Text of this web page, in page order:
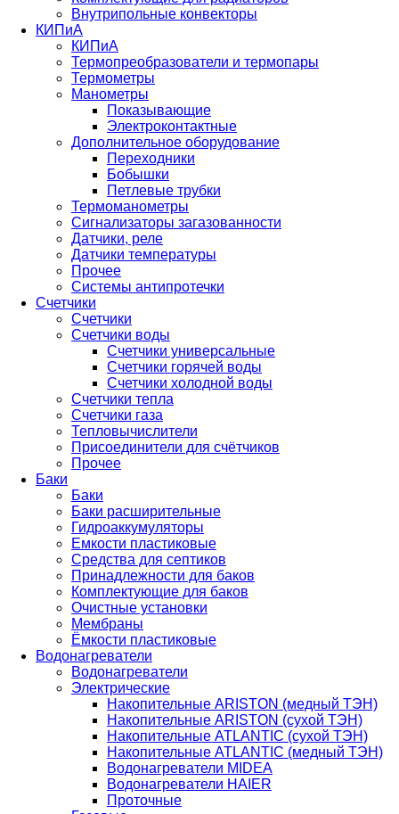
Внутрипольные конвекторы
КИПиА
КИПиА
Термопреобразователи и термопары
Термометры
Манометры
Показывающие
Электроконтактные
Дополнительное оборудование
Переходники
Бобышки
Петлевые трубки
Термоманометры
Сигнализаторы загазованности
Датчики, реле
Датчики температуры
Прочее
Системы антипротечки
Счетчики
Счетчики
Счетчики воды
Счетчики универсальные
Счетчики горячей воды
Счетчики холодной воды
Счетчики тепла
Счетчики газа
Тепловычислители
Присоединители для счётчиков
Прочее
Баки
Баки
Баки расширительные
Гидроаккумуляторы
Емкости пластиковые
Средства для септиков
Принадлежности для баков
Комплектующие для баков
Очистные установки
Мембраны
Ёмкости пластиковые
Водонагреватели
Водонагреватели
Электрические
Накопительные ARISTON (медный ТЭН)
Накопительные ARISTON (сухой ТЭН)
Накопительные ATLANTIC (сухой ТЭН)
Накопительные ATLANTIC (медный ТЭН)
Водонагреватели MIDEA
Водонагреватели HAIER
Проточные